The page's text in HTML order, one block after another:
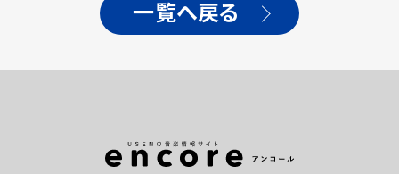
一覧へ戻る